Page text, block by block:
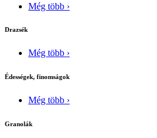
Még több ›
Drazsék
Még több ›
Édességek, finomságok
Még több ›
Granolák